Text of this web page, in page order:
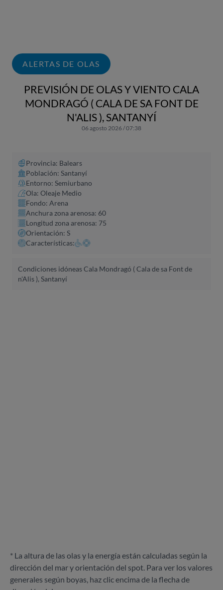
ALERTAS DE OLAS
PREVISIÓN DE OLAS Y VIENTO CALA
MONDRAGÓ ( CALA DE SA FONT DE
N'ALIS ), SANTANYÍ
06 agosto 2026 / 07:38
Provincia: Balears
Población: Santanyí
Entorno: Semiurbano
Ola: Oleaje Medio
Fondo: Arena
Anchura zona arenosa: 60
Longitud zona arenosa: 75
Orientación: S
Características:
Condiciones idóneas Cala Mondragó ( Cala de sa Font de
n'Alis ), Santanyí
* La altura de las olas y la energía están calculadas según la
dirección del mar y orientación del spot. Para ver los valores
generales según boyas, haz clic encima de la flecha de